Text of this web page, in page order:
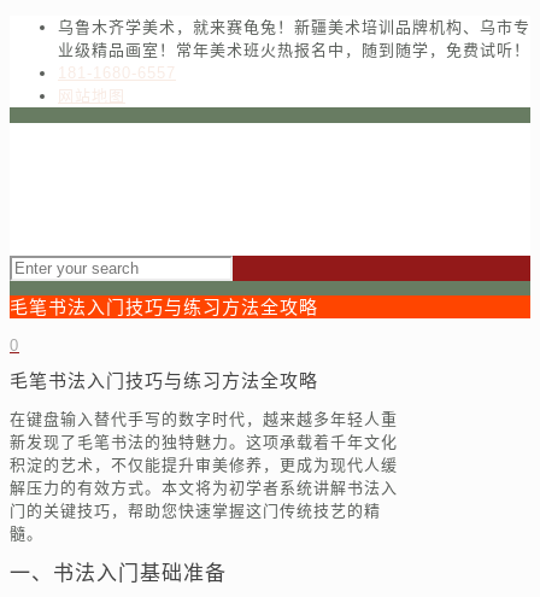
乌鲁木齐学美术，就来赛龟兔！新疆美术培训品牌机构、乌市专
业级精品画室！常年美术班火热报名中，随到随学，免费试听！
181-1680-6557
网站地图
毛笔书法入门技巧与练习方法全攻略
0
毛笔书法入门技巧与练习方法全攻略
在键盘输入替代手写的数字时代，越来越多年轻人重
新发现了毛笔书法的独特魅力。这项承载着千年文化
积淀的艺术，不仅能提升审美修养，更成为现代人缓
解压力的有效方式。本文将为初学者系统讲解书法入
门的关键技巧，帮助您快速掌握这门传统技艺的精
髓。
一、书法入门基础准备